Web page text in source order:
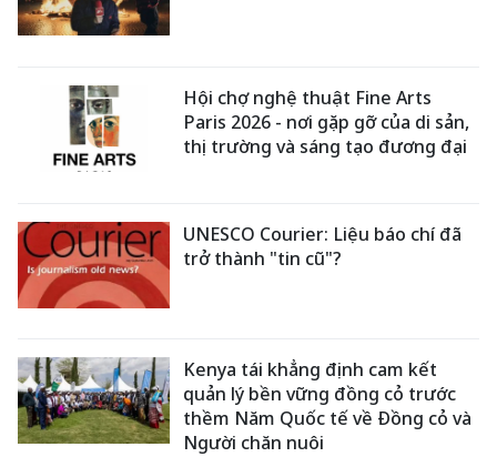
Hội chợ nghệ thuật Fine Arts
Paris 2026 - nơi gặp gỡ của di sản,
thị trường và sáng tạo đương đại
UNESCO Courier: Liệu báo chí đã
trở thành "tin cũ"?
Kenya tái khẳng định cam kết
quản lý bền vững đồng cỏ trước
thềm Năm Quốc tế về Đồng cỏ và
Người chăn nuôi